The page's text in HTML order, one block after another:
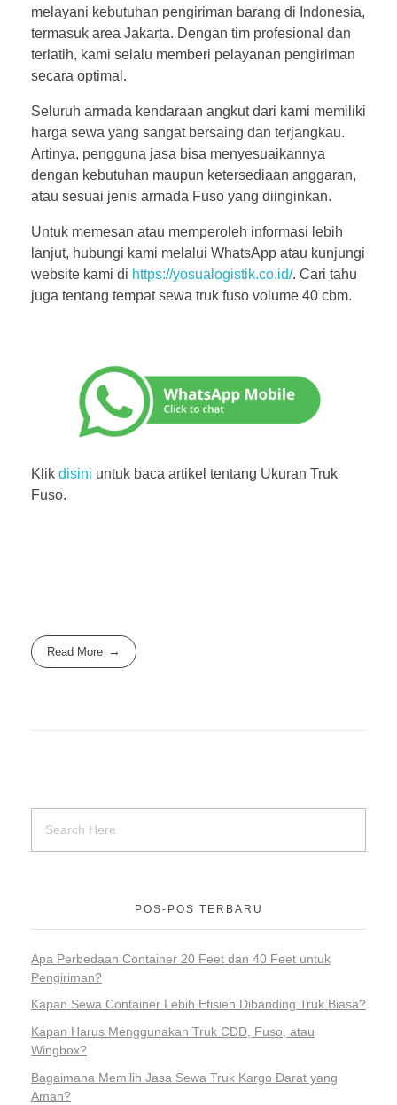
melayani kebutuhan pengiriman barang di Indonesia,
termasuk area Jakarta. Dengan tim profesional dan
terlatih, kami selalu memberi pelayanan pengiriman
secara optimal.
Seluruh armada kendaraan angkut dari kami memiliki
harga sewa yang sangat bersaing dan terjangkau.
Artinya, pengguna jasa bisa menyesuaikannya
dengan kebutuhan maupun ketersediaan anggaran,
atau sesuai jenis armada Fuso yang diinginkan.
Untuk memesan atau memperoleh informasi lebih
lanjut, hubungi kami melalui WhatsApp atau kunjungi
website kami di https://yosualogistik.co.id/. Cari tahu
juga tentang tempat sewa truk fuso volume 40 cbm.
Klik disini untuk baca artikel tentang Ukuran Truk
Fuso.
Read More
POS-POS TERBARU
Apa Perbedaan Container 20 Feet dan 40 Feet untuk
Pengiriman?
Kapan Sewa Container Lebih Efisien Dibanding Truk Biasa?
Kapan Harus Menggunakan Truk CDD, Fuso, atau
Wingbox?
Bagaimana Memilih Jasa Sewa Truk Kargo Darat yang
Aman?